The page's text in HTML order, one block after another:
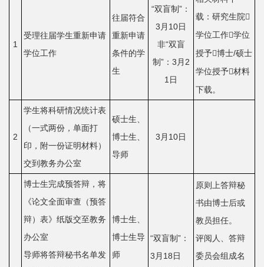
所
1
受理往届学生重新申请
学位工作
往届符合
重新申请
条件的学
生
“双盲制”：
3月10日
非“双盲
制”：3月2
1日
载：研究生院 
学位工作学位
授予博士/硕士
学位授予材料
下载。
2
学生将科研情况统计表
（一式两份，单面打
印，附一份证明材料）
交到教务办公室
硕士生、
博士生、
导师
3月10日
博士生完成预答辩，将
《论文全面审查（预答
辩）表》纸版交至教务
办公室
导师将答辩秘书名单发
博士生、
博士生导
师
“双盲制”：
3月18日
原则上答辩秘
书由博士后或
教员担任。
评阅人、答辩
委员会组成名